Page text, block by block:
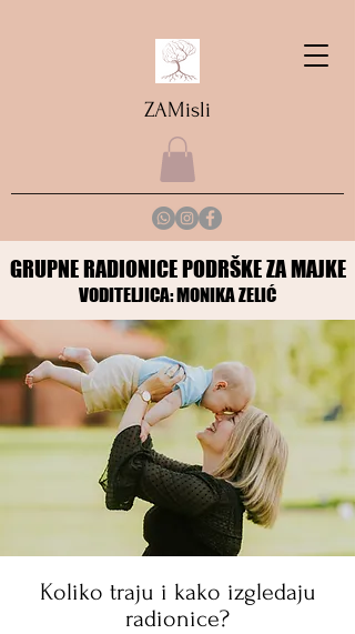
ZAMisli
GRUPNE RADIONICE PODRŠKE ZA MAJKE
GRUPNE RADIONICE PODRŠKE ZA MAJKE
VODITELJICA: MONIKA ZELIĆ
VODITELJICA: MONIKA ZELIĆ
Koliko traju i kako izgledaju
radionice?